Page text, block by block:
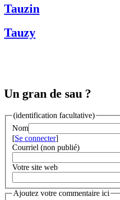
Tauzin
Tauzy
Un gran de sau ?
(identification facultative)
Nom
[Se connecter]
Courriel (non publié)
Votre site web
Ajoutez votre commentaire ici